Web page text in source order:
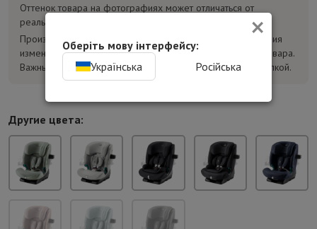
Оттенок товара на фотографиях может отличаться от
реального.
Производитель может без предварительного уведомления
изменять конструкцию, комплектацию и характеристики товара.
Важные параметры уточняйте у консультанта перед покупкой.
Другие цвета:
×
Оберіть мову інтерфейсу:
Українська
Російська